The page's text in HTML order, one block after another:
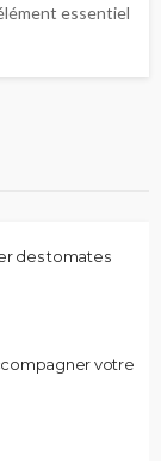
essentiel
des tomates
votre